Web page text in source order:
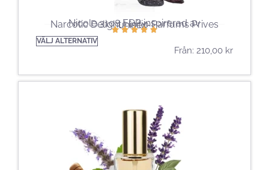
Nicole 3108 EDP ​​inspirerad av
Narcotic Delight | Initio Parfums Prives
unisex-
VÄLJ ALTERNATIV
Från: 210,00 kr